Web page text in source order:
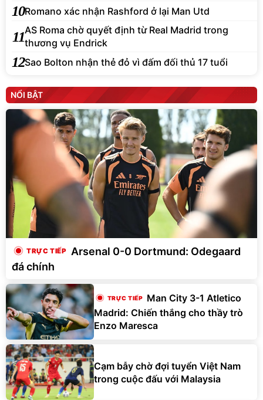
10Romano xác nhận Rashford ở lại Man Utd
11AS Roma chờ quyết định từ Real Madrid trong
thương vụ Endrick
12Sao Bolton nhận thẻ đỏ vì đấm đối thủ 17 tuổi
NỔI BẬT
Arsenal 0-0 Dortmund: Odegaard
đá chính
Man City 3-1 Atletico
Madrid: Chiến thắng cho thầy trò
Enzo Maresca
Cạm bẫy chờ đợi tuyển Việt Nam
trong cuộc đấu với Malaysia